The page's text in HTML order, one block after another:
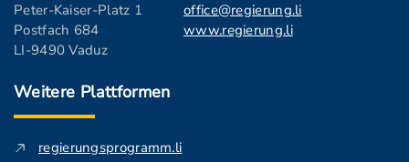
Peter-Kaiser-Platz 1
Postfach 684
LI-9490 Vaduz
office@regierung.li
www.regierung.li
Weitere Plattformen
regierungsprogramm.li